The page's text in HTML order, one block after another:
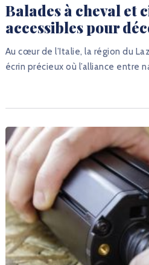
Balades à cheval et
accessibles pour
Au cœur de l’Italie, la région du
écrin précieux où l’alliance entre